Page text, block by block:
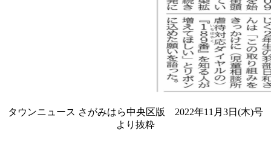
タウンニュース さがみはら中央区版 2022年11月3日(木)号
より抜粋